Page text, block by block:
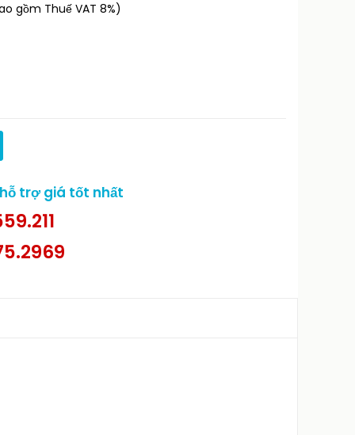
gồm Thuế VAT 8%)
trợ giá tốt nhất